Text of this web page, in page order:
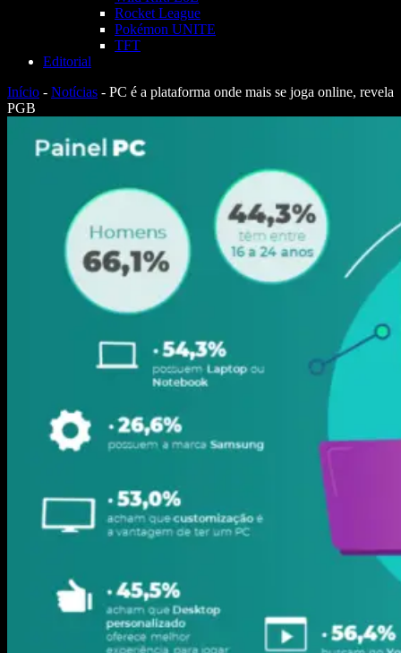
Rocket League
Pokémon UNITE
TFT
Editorial
Início - Notícias - PC é a plataforma onde mais se joga online, revela
PGB